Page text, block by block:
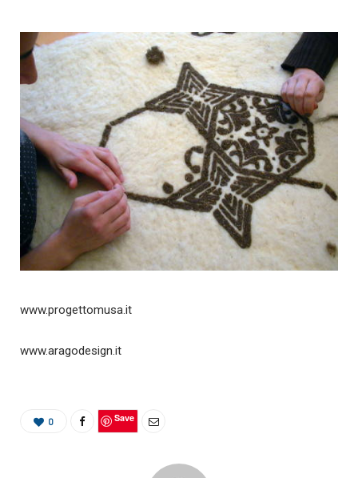
www.progettomusa.it
www.aragodesign.it
0 Save